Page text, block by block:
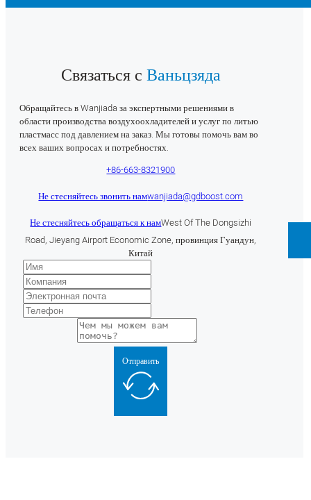
Связаться с Ваньцзяда
Обращайтесь в Wanjiada за экспертными решениями в
области производства воздухоохладителей и услуг по литью
пластмасс под давлением на заказ. Мы готовы помочь вам во
всех ваших вопросах и потребностях.
+86-663-8321900
Не стесняйтесь звонить намwanjiada@gdboost.com
Не стесняйтесь обращаться к намWest Of The Dongsizhi
Road, Jieyang Airport Economic Zone, провинция Гуандун,
Китай
Отправить